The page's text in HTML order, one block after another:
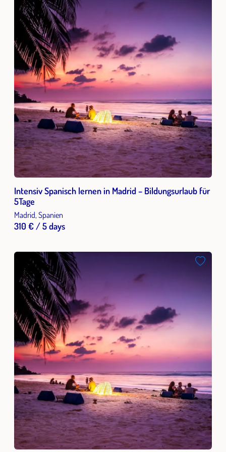
Intensiv Spanisch lernen in Madrid – Bildungsurlaub für
5Tage
Madrid, Spanien
310 € / 5 days